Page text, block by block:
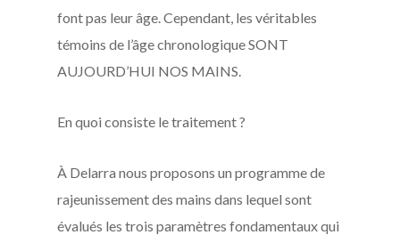
font pas leur âge. Cependant, les véritables
témoins de l’âge chronologique SONT
AUJOURD’HUI NOS MAINS.
En quoi consiste le traitement ?
À Delarra nous proposons un programme de
rajeunissement des mains dans lequel sont
évalués les trois paramètres fondamentaux qui